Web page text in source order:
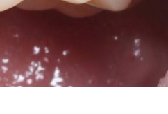
Team of Implantology)
пародонта и патология
проблема»
опора»